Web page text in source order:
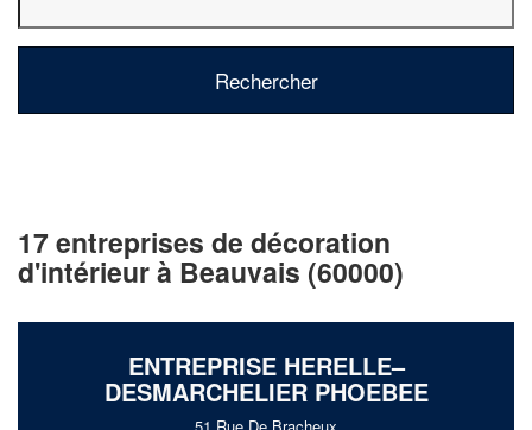
17 entreprises de décoration
d'intérieur à Beauvais (60000)
ENTREPRISE HERELLE–
DESMARCHELIER PHOEBEE
51 Rue De Bracheux